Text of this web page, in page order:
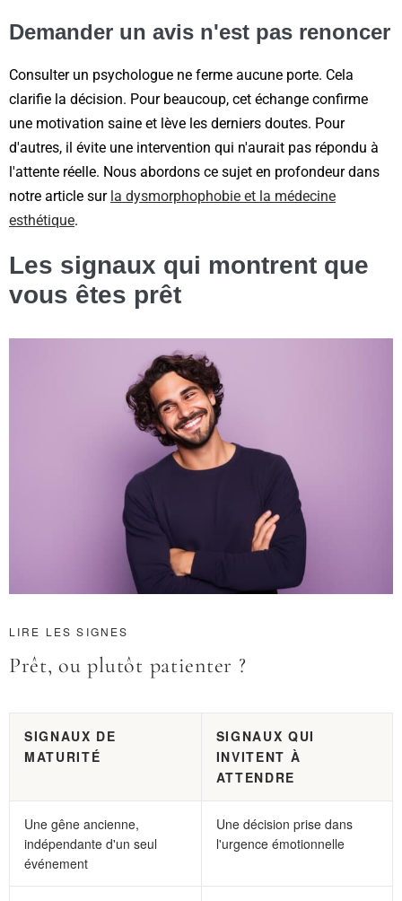
Demander un avis n'est pas renoncer
Consulter un psychologue ne ferme aucune porte. Cela
clarifie la décision. Pour beaucoup, cet échange confirme
une motivation saine et lève les derniers doutes. Pour
d'autres, il évite une intervention qui n'aurait pas répondu à
l'attente réelle. Nous abordons ce sujet en profondeur dans
notre article sur la dysmorphophobie et la médecine
esthétique.
Les signaux qui montrent que
vous êtes prêt
LIRE LES SIGNES
Prêt, ou plutôt patienter ?
SIGNAUX DE
MATURITÉ
SIGNAUX QUI
INVITENT À
ATTENDRE
Une gêne ancienne,
indépendante d'un seul
événement
Une décision prise dans
l'urgence émotionnelle